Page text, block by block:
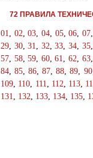
72 ПРАВИЛА
01, 02,03, 04, 05,06, 07
29, 30,31, 32,33, 34, 35
57, 58,59, 60,61, 62, 63
84,85,86,87,88,89, 90
109, 110, 111, 112, 113,
131, 132, 133, 134, 135,